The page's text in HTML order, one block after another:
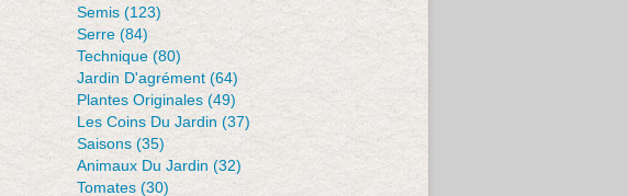
Semis (123)
Serre (84)
Technique (80)
Jardin D'agrément (64)
Plantes Originales (49)
Les Coins Du Jardin (37)
Saisons (35)
Animaux Du Jardin (32)
Tomates (30)